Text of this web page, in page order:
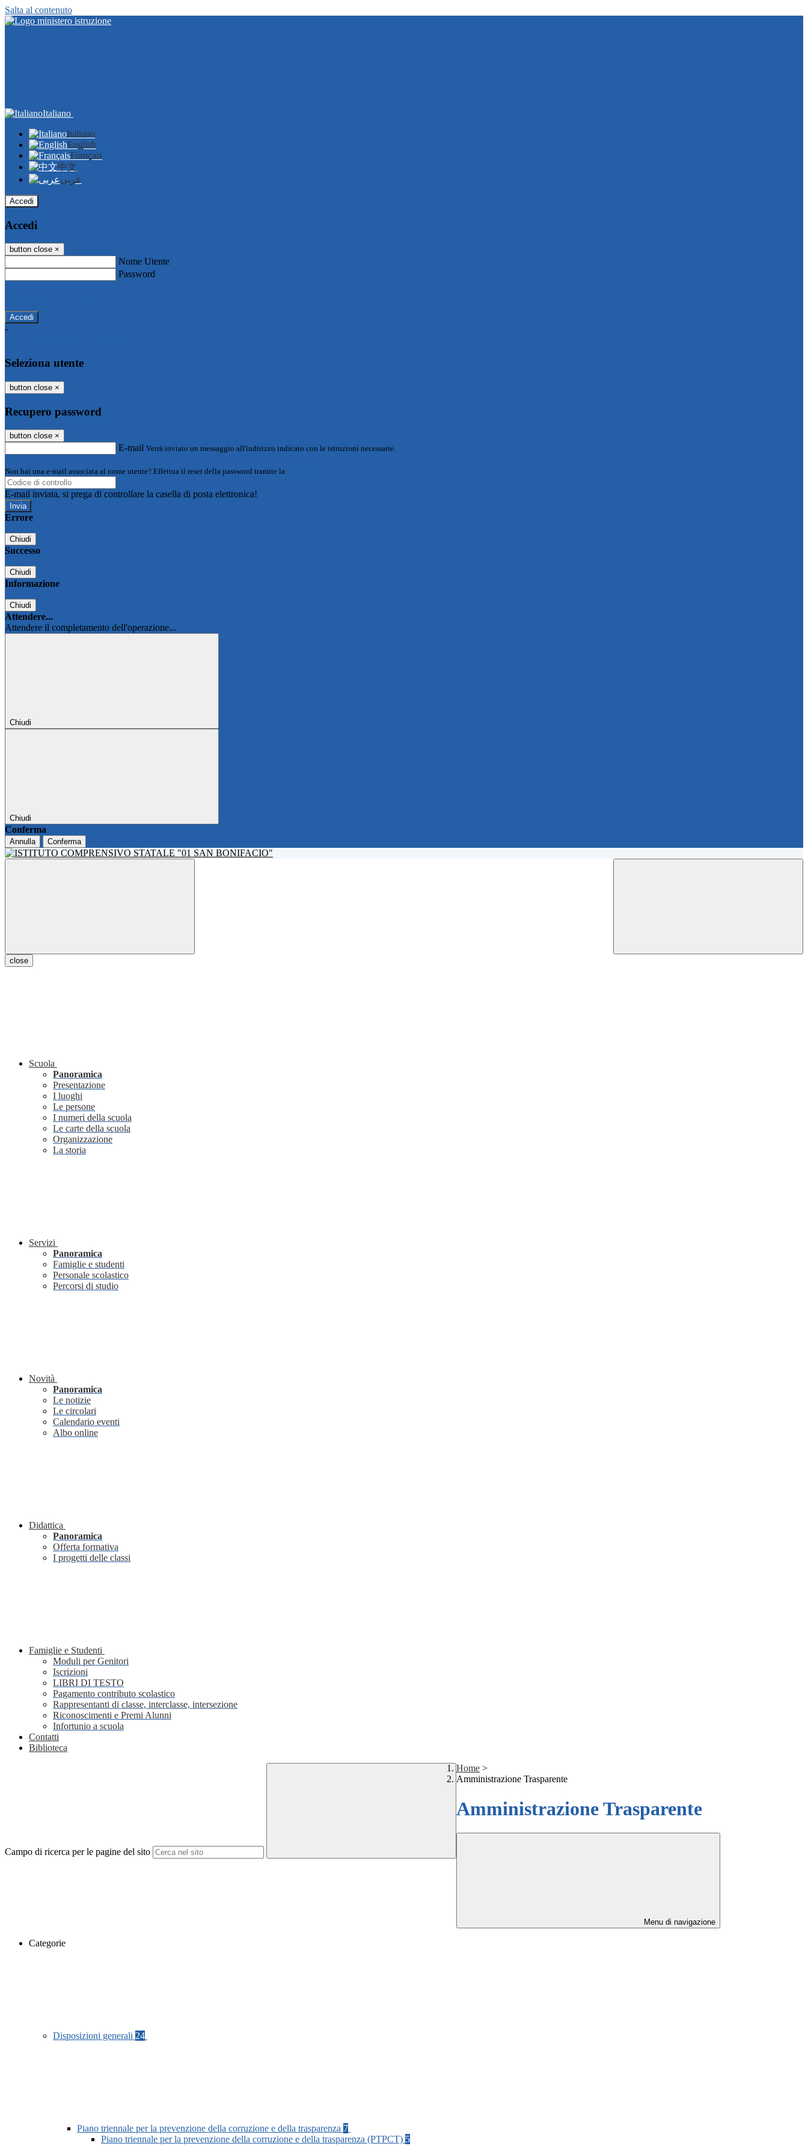
Salta al contenuto
Italiano
Italiano
English
Français
中文
عربى
Accedi
Accedi
button close ×
Nome Utente
Password
-
Seleziona utente
button close ×
Recupero password
button close ×
E-mail Verrà inviato un messaggio all'indirizzo indicato con le istruzioni necessarie.
Non hai una e-mail associata al nome utente? Effettua il reset della password tramite la
E-mail inviata, si prega di controllare la casella di posta elettronica!
Errore
Chiudi
Successo
Chiudi
Informazione
Chiudi
Attendere...
Attendere il completamento dell'operazione...
Chiudi
Chiudi
Conferma
Annulla Conferma
close
Scuola
Panoramica
Presentazione
I luoghi
Le persone
I numeri della scuola
Le carte della scuola
Organizzazione
La storia
Servizi
Panoramica
Famiglie e studenti
Personale scolastico
Percorsi di studio
Novità
Panoramica
Le notizie
Le circolari
Calendario eventi
Albo online
Didattica
Panoramica
Offerta formativa
I progetti delle classi
Famiglie e Studenti
Moduli per Genitori
Iscrizioni
LIBRI DI TESTO
Pagamento contributo scolastico
Rappresentanti di classe, interclasse, intersezione
Riconoscimenti e Premi Alunni
Infortunio a scuola
Contatti
Biblioteca
Campo di ricerca per le pagine del sito
Home >
Amministrazione Trasparente
Amministrazione Trasparente
Menu di navigazione
Categorie
Disposizioni generali 24
Piano triennale per la prevenzione della corruzione e della trasparenza 7
Piano triennale per la prevenzione della corruzione e della trasparenza (PTPCT) 5